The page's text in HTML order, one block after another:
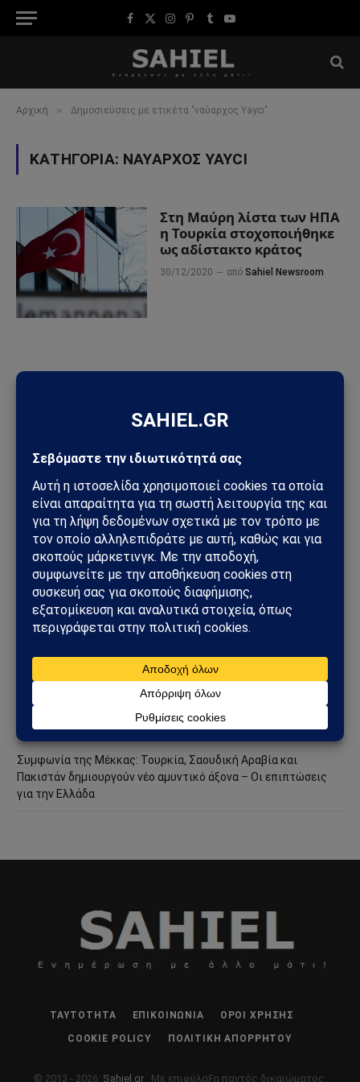
Facebook
X
Instagram
Pinterest
TumblrYouTube
Αρχική » Δημοσιεύσεις με ετικέτα "ναύαρχος Yaycı"
ΚΑΤΗΓΟΡΊΑ: ΝΑΎΑΡΧΟΣ YAYCI
Στη Μαύρη λίστα των ΗΠΑ
η Τουρκία στοχοποιήθηκε
ως αδίστακτο κράτος
30/12/2020 από Sahiel Newsroom
Στενά του Ορμούζ: Το μεγάλο όπλο στρατηγικής ισχύος του
Φλέγεται το πακιστανικά ελεγχόμενο Κασμίρ: Νεκροί,
συγκρούσεις και εκλογές υπό τη σκιά μιας βαθιάς κρίσης
Άντονι Φάουτσι: Στο Υπουργείο Δικαιοσύνης η υπόθεσή του –
Τι πραγματικά συμβαίνει στις ΗΠΑ
Τυφώνας Dolphin: Σαρώνει την Οκινάουα – Τραυματίες,
δεκάδες χιλιάδες χωρίς ρεύμα στην Ιαπωνία
Πεντάγωνο και UFO: Νέα απόρρητα αρχεία, βίντεο και
ανεξήγητες καταγραφές UAP βγαίνουν στο φως
Ισπανία – Ιταλία: Συνοριακοί έλεγχοι, μεταναστευτική κρίση
στη Θέουτα και νέο ρήγμα στην Ευρώπη
Συμφωνία της Μέκκας: Τουρκία, Σαουδική Αραβία και
Πακιστάν δημιουργούν νέο αμυντικό άξονα – Οι επιπτώσεις
για την Ελλάδα
ΤΑΥΤΌΤΗΤΑ ΕΠΙΚΟΙΝΩΝΊΑ ΌΡΟΙ ΧΡΉΣΗΣ
COOKIE POLICY ΠΟΛΙΤΙΚΉ ΑΠΟΡΡΉΤΟΥ
© 2013 - 2026: Sahiel.gr . Με επιφύλαξη παντός δικαιώματος.